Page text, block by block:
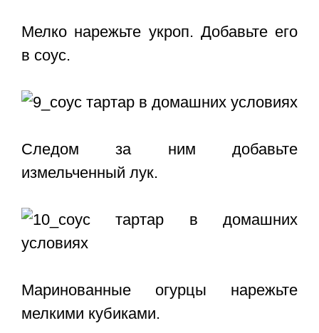
Мелко нарежьте укроп. Добавьте его
в соус.
Следом за ним добавьте
измельченный лук.
Маринованные огурцы нарежьте
мелкими кубиками.